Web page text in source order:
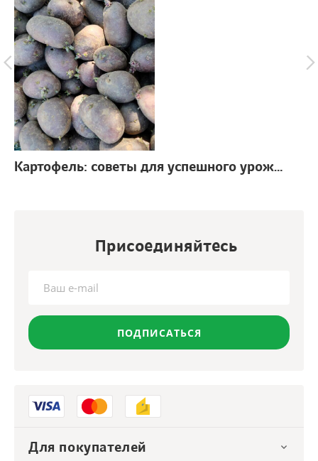
Картофель: советы для успешного урожая
Присоединяйтесь
ПОДПИСАТЬСЯ
Для покупателей